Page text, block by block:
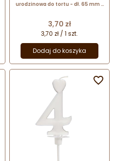
urodzinowa do tortu - dł. 65 mm -
Cena
3,70 zł
3,70 zł / 1 szt.
Dodaj do koszyka
